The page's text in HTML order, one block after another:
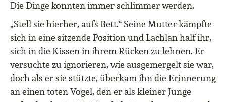
Die Dinge konnten immer schlimmer werden.
„Stell sie hierher, aufs Bett.“ Seine Mutter kämpfte
sich in eine sitzende Position und Lachlan half ihr,
sich in die Kissen in ihrem Rücken zu lehnen. Er
versuchte zu ignorieren, wie ausgemergelt sie war,
doch als er sie stützte, überkam ihn die Erinnerung
an einen toten Vogel, den er als kleiner Junge